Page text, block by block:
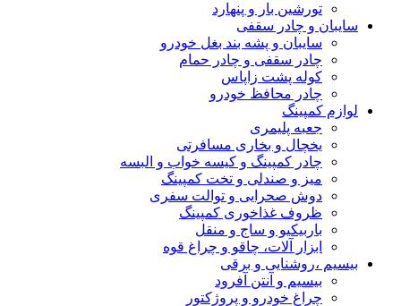
تورشین بار و پنهارد
سایبان و چادر سقفی
سایبان و پشه بند بغل خودرو
چادر سقفی و چادر حمام
کوله پشت زاپاس
چادر محافظ خودرو
لوازم کمپینگ
جعبه پلیمری
یخچال و بخاری مسافرتی
چادر کمپینگ و کیسه خواب و البسه
میز و صندلی و تخت کمپینگ
دوش صحرایی و توالت سفری
ظروف غذاخوری کمپینگ
باربیکیو و ساج و منقل
ابزار آلات، چاقو و چراغ قوه
بیسیم ،روشنایی و برقی
بیسیم و آنتن آفرود
چراغ خودرو و پروژکتور